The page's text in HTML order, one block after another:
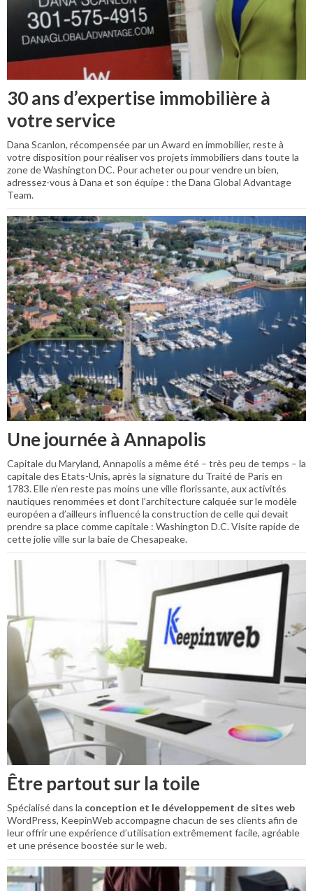
30 ans d’expertise immobilière à
votre service
Dana Scanlon, récompensée par un Award en immobilier, reste à
votre disposition pour réaliser vos projets immobiliers dans toute la
zone de Washington DC. Pour acheter ou pour vendre un bien,
adressez-vous à Dana et son équipe : the Dana Global Advantage
Team.
Une journée à Annapolis
Capitale du Maryland, Annapolis a même été – très peu de temps – la
capitale des Etats-Unis, après la signature du Traité de Paris en
1783. Elle n’en reste pas moins une ville florissante, aux activités
nautiques renommées et dont l’architecture calquée sur le modèle
européen a d’ailleurs influencé la construction de celle qui devait
prendre sa place comme capitale : Washington D.C. Visite rapide de
cette jolie ville sur la baie de Chesapeake.
Être partout sur la toile
Spécialisé dans la conception et le développement de sites web
WordPress, KeepinWeb accompagne chacun de ses clients afin de
leur offrir une expérience d’utilisation extrêmement facile, agréable
et une présence boostée sur le web.